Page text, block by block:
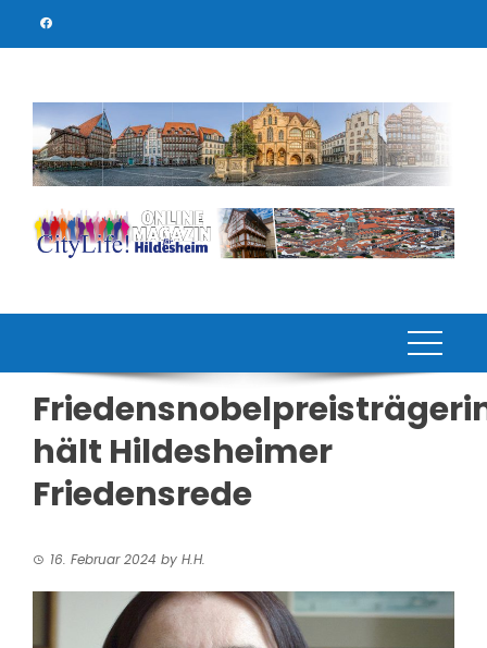
hält Hildesheimer
Friedensrede
16. Februar 2024 by H.H.